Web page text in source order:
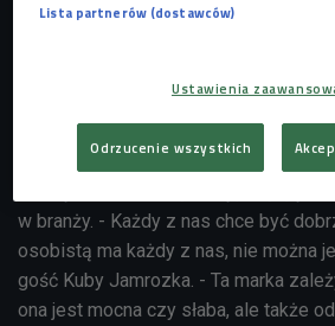
Budowa silnej marki osobistej to
proces. Warto jednak poświęcić mu
talenty. Marka osobista z czasem
w branży. - Każdy z nas chce być
osobistą ma każdy z nas, nie można
gość Kuby Jamrozka. - Ta marka
ona jest mocna czy słaba, ale także
Lista partnerów (dostawców)
Ustawienia
Odrzucenie wszystkich